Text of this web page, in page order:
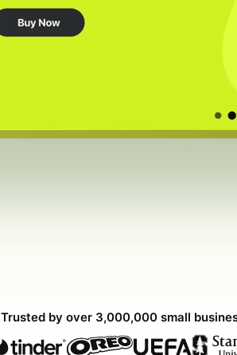
Trusted by over 3,000,000 small